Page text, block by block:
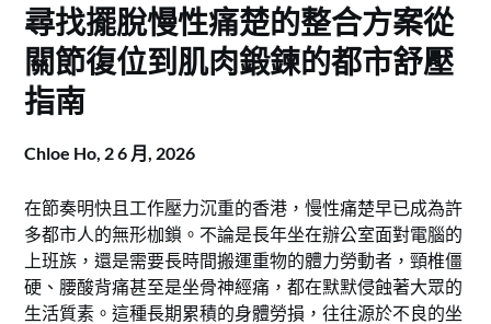
尋找擺脫慢性痛楚的整合方案從
關節復位到肌肉鍛鍊的都市舒壓
指南
Chloe Ho, 2 6 月, 2026
在節奏明快且工作壓力沉重的香港，慢性痛楚早已成為許
多都市人的無形枷鎖。不論是長年坐在辦公室面對電腦的
上班族，還是需要長時間搬運重物的體力勞動者，頸椎僵
硬、腰酸背痛甚至是坐骨神經痛，都在默默侵蝕著大眾的
生活質素。這種長期累積的身體勞損，往往源於不良的坐